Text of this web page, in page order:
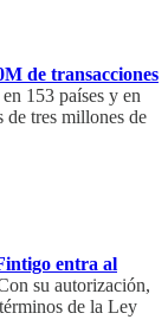
de transacciones
153 países y en
tres millones de
entra al
su autorización,
de la Ley